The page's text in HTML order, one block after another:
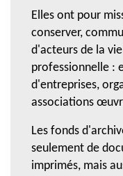
Elles ont pour
conserver,
d'acteurs de la
professionnelle :
d'entreprises,
associations
Les fonds
seulement de
imprimés, mais